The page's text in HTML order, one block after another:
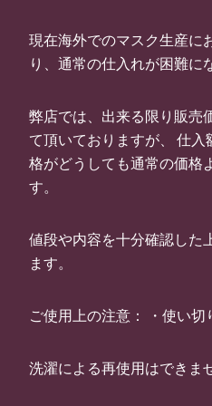
現在海外でのマスク生産に
り、通常の仕入れが困難に
弊店では、出来る限り販売
て頂いておりますが、 仕
格がどうしても通常の価格
す。
値段や内容を十分確認した
ます。
ご使用上の注意： ・使い切
洗濯による再使用はできま